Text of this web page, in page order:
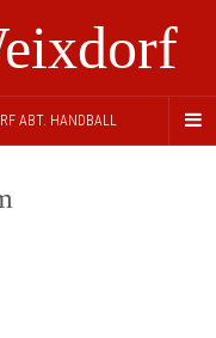
ABT. HANDBALL